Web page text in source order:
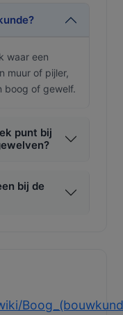
waar een
muur of pijler,
boog of gewelf.
punt bij
bij de